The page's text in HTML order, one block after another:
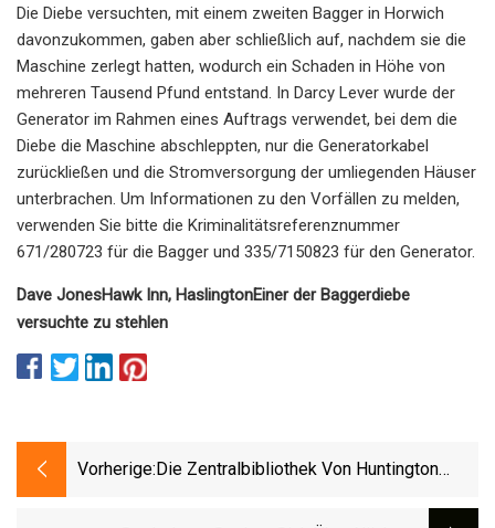
Die Diebe versuchten, mit einem zweiten Bagger in Horwich
davonzukommen, gaben aber schließlich auf, nachdem sie die
Maschine zerlegt hatten, wodurch ein Schaden in Höhe von
mehreren Tausend Pfund entstand. In Darcy Lever wurde der
Generator im Rahmen eines Auftrags verwendet, bei dem die
Diebe die Maschine abschleppten, nur die Generatorkabel
zurückließen und die Stromversorgung der umliegenden Häuser
unterbrachen. Um Informationen zu den Vorfällen zu melden,
verwenden Sie bitte die Kriminalitätsreferenznummer
671/280723 für die Bagger und 335/7150823 für den Generator.
Dave JonesHawk Inn, HaslingtonEiner der Baggerdiebe
versuchte zu stehlen
Vorherige: Die Zentralbibliothek Von Huntington